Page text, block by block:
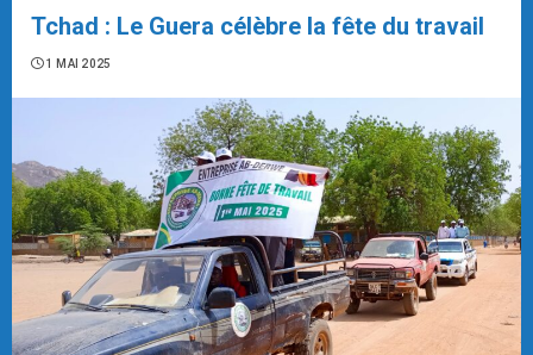
Tchad : Le Guera célèbre la fête du travail
1 MAI 2025